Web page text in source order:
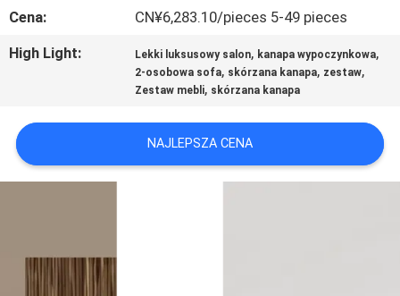
O
NAS
WYCIECZKA
PO
FABRYCE
SIĘ
Cena:
CN¥6,283.10/pieces 5-49 pieces
High Light:
Lekki luksusowy salon, kanapa wypoczynkowa,
2-osobowa sofa, skórzana kanapa, zestaw,
Zestaw mebli, skórzana kanapa
NAJLEPSZA CENA